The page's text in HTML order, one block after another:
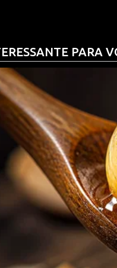
de a direita voltar
por suas pautas. A
até porque ele não
precisa
a família, contra
esquerda tem
terão segundo
abstenção. Possa
nossas análises e
consiga se fortalecer
PARA